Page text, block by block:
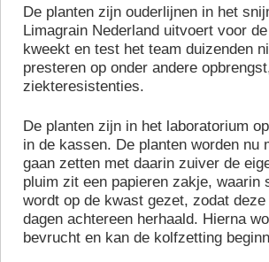
De planten zijn ouderlijnen in het
Limagrain Nederland uitvoert voor
kweekt en test het team duizenden
presteren op onder andere
ziekteresistenties.
De planten zijn in het laboratorium
in de kassen. De planten worden
gaan zetten met daarin zuiver de
pluim zit een papieren zakje,
wordt op de kwast gezet, zodat
dagen achtereen herhaald. Hierna
bevrucht en kan de kolfzetting